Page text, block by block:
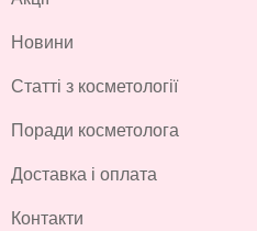
Новини
Статті з косметології
Поради косметолога
Доставка і оплата
Контакти